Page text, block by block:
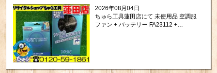
2026年08月04日
ちゅら工具蓮田店にて 未使用品 空調服
ファン + バッテリー FA23112 +